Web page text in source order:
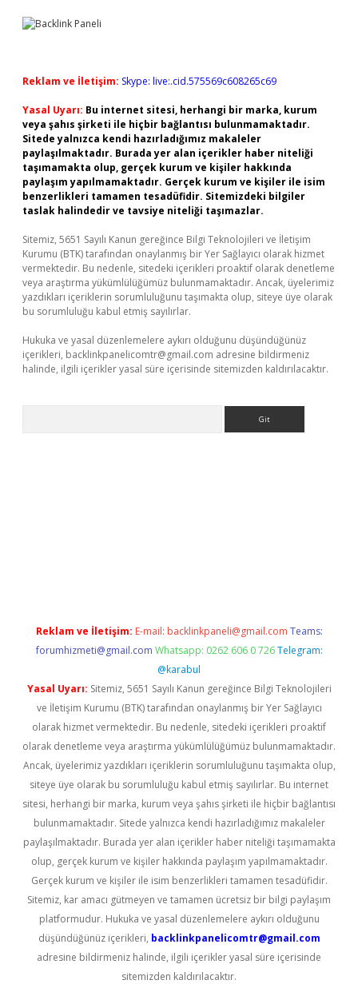
Reklam ve İletişim: Skype: live:.cid.575569c608265c69
Yasal Uyarı: Bu internet sitesi, herhangi bir marka, kurum
veya şahıs şirketi ile hiçbir bağlantısı bulunmamaktadır.
Sitede yalnızca kendi hazırladığımız makaleler
paylaşılmaktadır. Burada yer alan içerikler haber niteliği
taşımamakta olup, gerçek kurum ve kişiler hakkında
paylaşım yapılmamaktadır. Gerçek kurum ve kişiler ile isim
benzerlikleri tamamen tesadüfidir. Sitemizdeki bilgiler
taslak halindedir ve tavsiye niteliği taşımazlar.
Sitemiz, 5651 Sayılı Kanun gereğince Bilgi Teknolojileri ve İletişim
Kurumu (BTK) tarafından onaylanmış bir Yer Sağlayıcı olarak hizmet
vermektedir. Bu nedenle, sitedeki içerikleri proaktif olarak denetleme
veya araştırma yükümlülüğümüz bulunmamaktadır. Ancak, üyelerimiz
yazdıkları içeriklerin sorumluluğunu taşımakta olup, siteye üye olarak
bu sorumluluğu kabul etmiş sayılırlar.
Hukuka ve yasal düzenlemelere aykırı olduğunu düşündüğünüz
içerikleri, backlinkpanelicomtr@gmail.com adresine bildirmeniz
halinde, ilgili içerikler yasal süre içerisinde sitemizden kaldırılacaktır.
Reklam ve İletişim: E-mail: backlinkpaneli@gmail.com Teams:
forumhizmeti@gmail.com Whatsapp: 0262 606 0 726 Telegram:
@karabul
Yasal Uyarı: Sitemiz, 5651 Sayılı Kanun gereğince Bilgi Teknolojileri
ve İletişim Kurumu (BTK) tarafından onaylanmış bir Yer Sağlayıcı
olarak hizmet vermektedir. Bu nedenle, sitedeki içerikleri proaktif
olarak denetleme veya araştırma yükümlülüğümüz bulunmamaktadır.
Ancak, üyelerimiz yazdıkları içeriklerin sorumluluğunu taşımakta olup,
siteye üye olarak bu sorumluluğu kabul etmiş sayılırlar. Bu internet
sitesi, herhangi bir marka, kurum veya şahıs şirketi ile hiçbir bağlantısı
bulunmamaktadır. Sitede yalnızca kendi hazırladığımız makaleler
paylaşılmaktadır. Burada yer alan içerikler haber niteliği taşımamakta
olup, gerçek kurum ve kişiler hakkında paylaşım yapılmamaktadır.
Gerçek kurum ve kişiler ile isim benzerlikleri tamamen tesadüfidir.
Sitemiz, kar amacı gütmeyen ve tamamen ücretsiz bir bilgi paylaşım
platformudur. Hukuka ve yasal düzenlemelere aykırı olduğunu
düşündüğünüz içerikleri, backlinkpanelicomtr@gmail.com
adresine bildirmeniz halinde, ilgili içerikler yasal süre içerisinde
sitemizden kaldırılacaktır.